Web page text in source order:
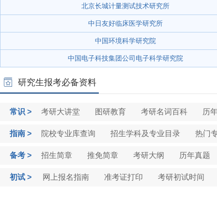
北京长城计量测试技术研究所
中日友好临床医学研究所
中国环境科学研究院
中国电子科技集团公司电子科学研究院
研究生报考必备资料
常识 > 考研大讲堂 图研教育 考研名词百科 历
指南 > 院校专业库查询 招生学科及专业目录 热门
备考 > 招生简章 推免简章 考研大纲 历年真题
分数线
初试 > 网上报名指南 准考证打印 考研初试时间